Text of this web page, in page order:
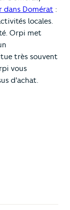
dans Domérat :
locales.
Orpi met
très souvent
vous
d'achat.